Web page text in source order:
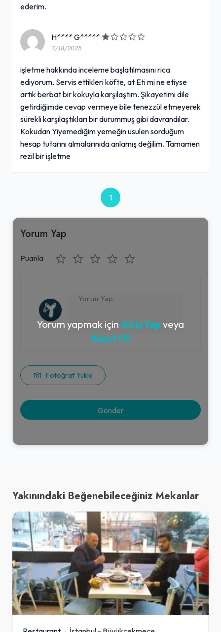
ederim.
H**** G*****
3/18/2025
işletme hakkında inceleme başlatılmasını rica
ediyorum. Servis ettikleri köfte, at Eti mi ne etiyse
artık berbat bir kokuyla karşılaştım. Şikayetimi dile
getirdiğimde cevap vermeye bile tenezzül etmeyerek
sürekli karşılaştıkları bir durummuş gibi davrandılar.
Kokudan Yiyemediğim yemeğin usulen sorduğum
hesap tutarını almalarınıda anlamış değilim. Tamamen
rezil bir işletme
1
Yorum Yap
Puanla
Fotoğraf Yükle
Yorum yapmak için Giriş Yap veya
Kayıt Ol
Yakınındaki Beğenebileceğiniz Mekanlar